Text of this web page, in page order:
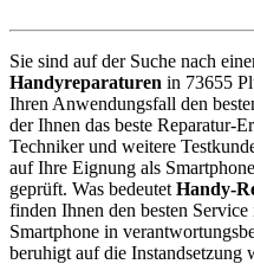
Sie sind auf der Suche nach
Handyreparaturen in 73655
Ihren Anwendungsfall den
der Ihnen das beste Reparatur-
Techniker und weitere
auf Ihre Eignung als
geprüft. Was bedeutet Handy-
finden Ihnen den besten
Smartphone in
beruhigt auf die Instandsetzung